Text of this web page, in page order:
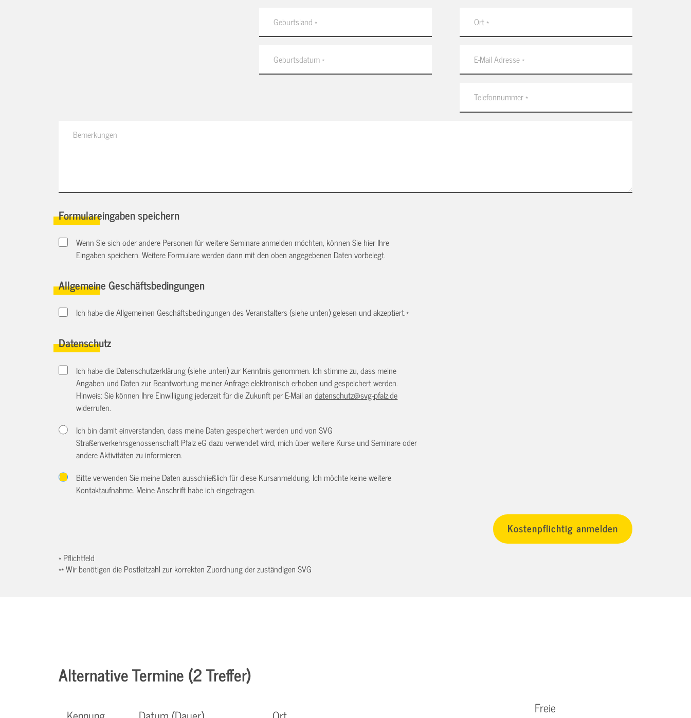
Formulareingaben speichern
Wenn Sie sich oder andere Personen für weitere Seminare anmelden möchten, können Sie hier Ihre
Eingaben speichern. Weitere Formulare werden dann mit den oben angegebenen Daten vorbelegt.
Allgemeine Geschäftsbedingungen
Ich habe die Allgemeinen Geschäftsbedingungen des Veranstalters (siehe unten) gelesen und akzeptiert.*
Datenschutz
Ich habe die Datenschutzerklärung (siehe unten) zur Kenntnis genommen. Ich stimme zu, dass meine
Angaben und Daten zur Beantwortung meiner Anfrage elektronisch erhoben und gespeichert werden.
Hinweis: Sie können Ihre Einwilligung jederzeit für die Zukunft per E-Mail andatenschutz@svg-pfalz.de
widerrufen.
Ich bin damit einverstanden, dass meine Daten gespeichert werden und von SVG
Straßenverkehrsgenossenschaft Pfalz eG dazu verwendet wird, mich über weitere Kurse und Seminare oder
andere Aktivitäten zu informieren.
Bitte verwenden Sie meine Daten ausschließlich für diese Kursanmeldung. Ich möchte keine weitere
Kontaktaufnahme. Meine Anschrift habe ich eingetragen.
* Pflichtfeld
** Wir benötigen die Postleitzahl zur korrekten Zuordnung der zuständigen SVG
Alternative Termine (2 Treffer)
Freie